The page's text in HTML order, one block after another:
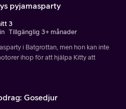
pyjamasparty
3
Tillgänglig 3+ månader
i Batgrottan, men hon kan inte
ihop för att hjälpa Kitty att
Gosedjur